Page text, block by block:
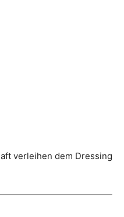
verleihen dem Dressing